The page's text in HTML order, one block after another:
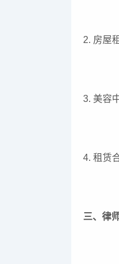
2. 房屋
3. 美容
4. 租赁
三、律